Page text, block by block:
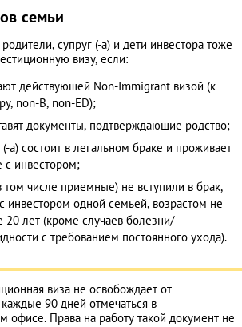
семьи
супруг (-а) и дети инвестора тоже
визу, если:
действующей Non-Immigrant визой (к
non-B, non-ED);
документы, подтверждающие родство;
(-а) состоит в легальном браке и проживает
с инвестором;
том числе приемные) не вступили в брак,
инвестором одной семьей, возрастом не
20 лет (кроме случаев болезни/
с требованием постоянного ухода).
виза не освобождает от
90 дней отмечаться в
офисе. Права на работу такой документ не